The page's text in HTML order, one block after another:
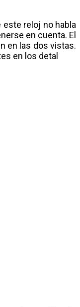
este reloj no habla
en cuenta. El
en las dos vistas.
en los detal